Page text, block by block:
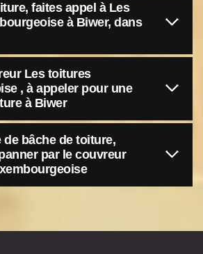
faites appel à Les
à Biwer, dans
Les toitures
, à appeler pour une
à Biwer
de bâche de toiture,
par le couvreur